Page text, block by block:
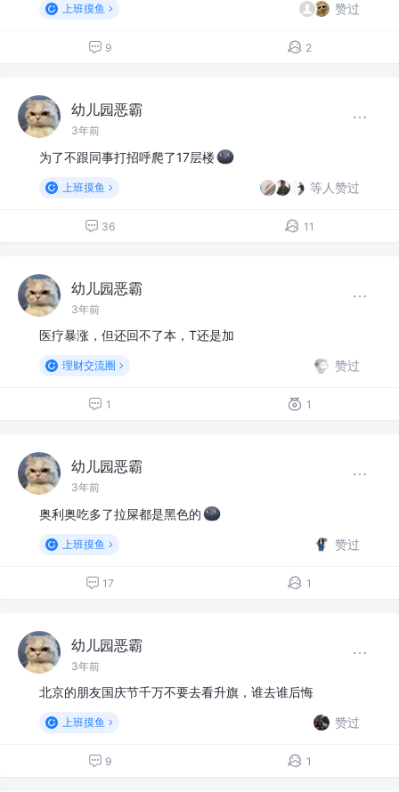
上班摸鱼 赞过
9 2
幼儿园恶霸
3年前
为了不跟同事打招呼爬了17层楼
上班摸鱼 等人赞过
36 11
幼儿园恶霸
3年前
医疗暴涨，但还回不了本，T还是加
理财交流圈 赞过
1 1
幼儿园恶霸
3年前
奥利奥吃多了拉屎都是黑色的
上班摸鱼 赞过
17 1
幼儿园恶霸
3年前
北京的朋友国庆节千万不要去看升旗，谁去谁后悔
上班摸鱼 赞过
9 1